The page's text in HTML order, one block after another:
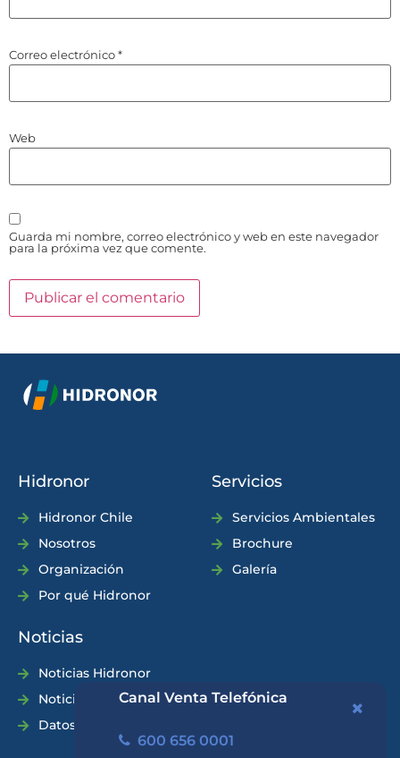
Canal Venta Telefónica
600 656 0001
Correo electrónico*
Web
Guarda mi nombre, correo electrónico y web en este navegador
para la próxima vez que comente.
Hidronor
Hidronor Chile
Nosotros
Organización
Por qué Hidronor
Servicios
Servicios Ambientales
Brochure
Galería
Noticias
Noticias Hidronor
Noticias Industria
Datos Prácticos